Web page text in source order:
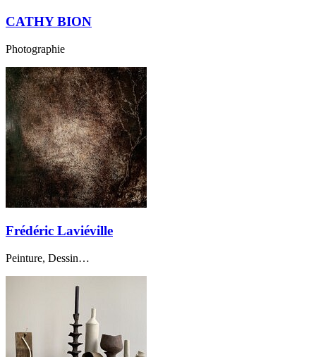
CATHY BION
Photographie
Frédéric Laviéville
Peinture, Dessin…